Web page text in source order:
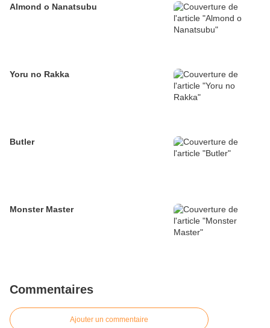
Almond o Nanatsubu
Yoru no Rakka
Butler
Monster Master
Commentaires
Ajouter un commentaire